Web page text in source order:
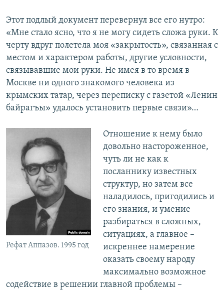
Этот подлый документ перевернул все его нутро:
«Мне стало ясно, что я не могу сидеть сложа руки. К
черту вдруг полетела моя «закрытость», связанная с
местом и характером работы, другие условности,
связывавшие мои руки. Не имея в то время в
Москве ни одного знакомого человека из
крымских татар, через переписку с газетой «Ленин
байрагъы» удалось установить первые связи»…
Рефат Аппазов. 1995 год
Отношение к нему было
довольно настороженное,
чуть ли не как к
посланнику известных
структур, но затем все
наладилось, пригодились и
его знания, и умение
разбираться в сложных,
ситуациях, а главное –
искреннее намерение
оказать своему народу
максимально возможное
содействие в решении главной проблемы –